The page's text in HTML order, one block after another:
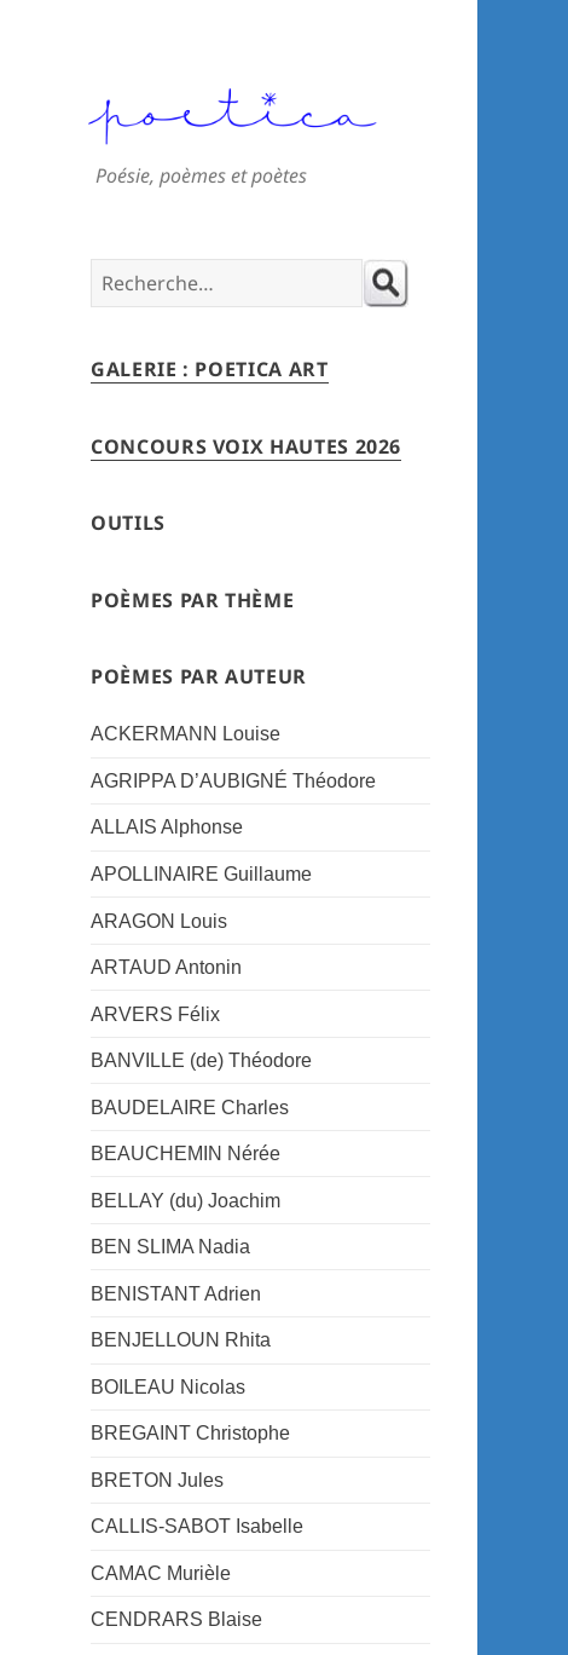
Poésie, poèmes et poètes
Search
for:
GALERIE : POETICA ART
CONCOURS VOIX HAUTES 2026
OUTILS
POÈMES PAR THÈME
POÈMES PAR AUTEUR
ACKERMANN Louise
AGRIPPA D’AUBIGNÉ Théodore
ALLAIS Alphonse
APOLLINAIRE Guillaume
ARAGON Louis
ARTAUD Antonin
ARVERS Félix
BANVILLE (de) Théodore
BAUDELAIRE Charles
BEAUCHEMIN Nérée
BELLAY (du) Joachim
BEN SLIMA Nadia
BENISTANT Adrien
BENJELLOUN Rhita
BOILEAU Nicolas
BREGAINT Christophe
BRETON Jules
CALLIS-SABOT Isabelle
CAMAC Murièle
CENDRARS Blaise